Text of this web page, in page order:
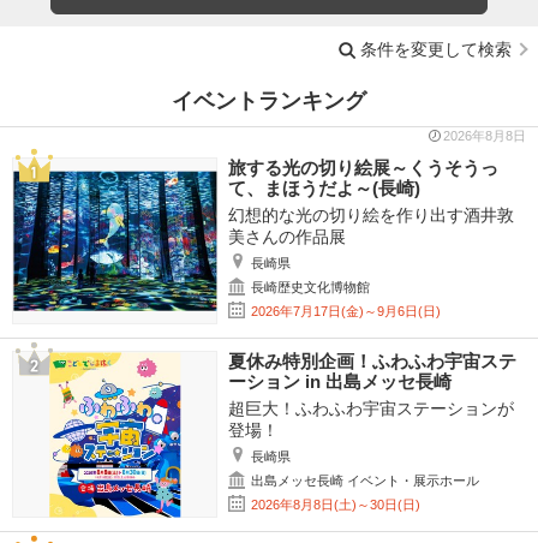
条件を変更して検索
イベントランキング
2026年8月8日
旅する光の切り絵展～くうそうっ
て、まほうだよ～(長崎)
幻想的な光の切り絵を作り出す酒井敦
美さんの作品展
長崎県
長崎歴史文化博物館
2026年7月17日(金)～9月6日(日)
夏休み特別企画！ふわふわ宇宙ステ
ーション in 出島メッセ長崎
超巨大！ふわふわ宇宙ステーションが
登場！
長崎県
出島メッセ長崎 イベント・展示ホール
2026年8月8日(土)～30日(日)